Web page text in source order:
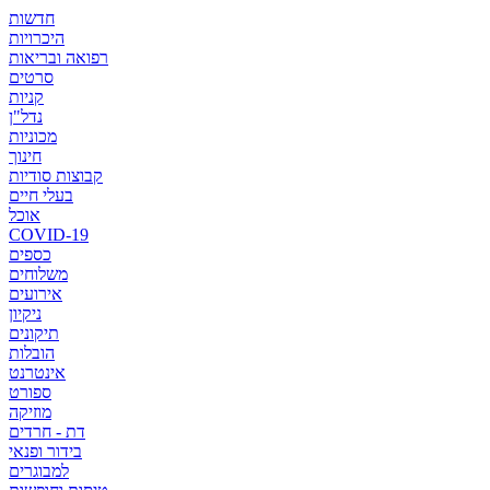
חדשות
היכרויות
רפואה ובריאות
סרטים
קניות
נדל"ן
מכוניות
חינוך
קבוצות סודיות
בעלי חיים
אוכל
COVID-19
כספים
משלוחים
אירועים
ניקיון
תיקונים
הובלות
אינטרנט
ספורט
מוזיקה
דת - חרדים
בידור ופנאי
למבוגרים